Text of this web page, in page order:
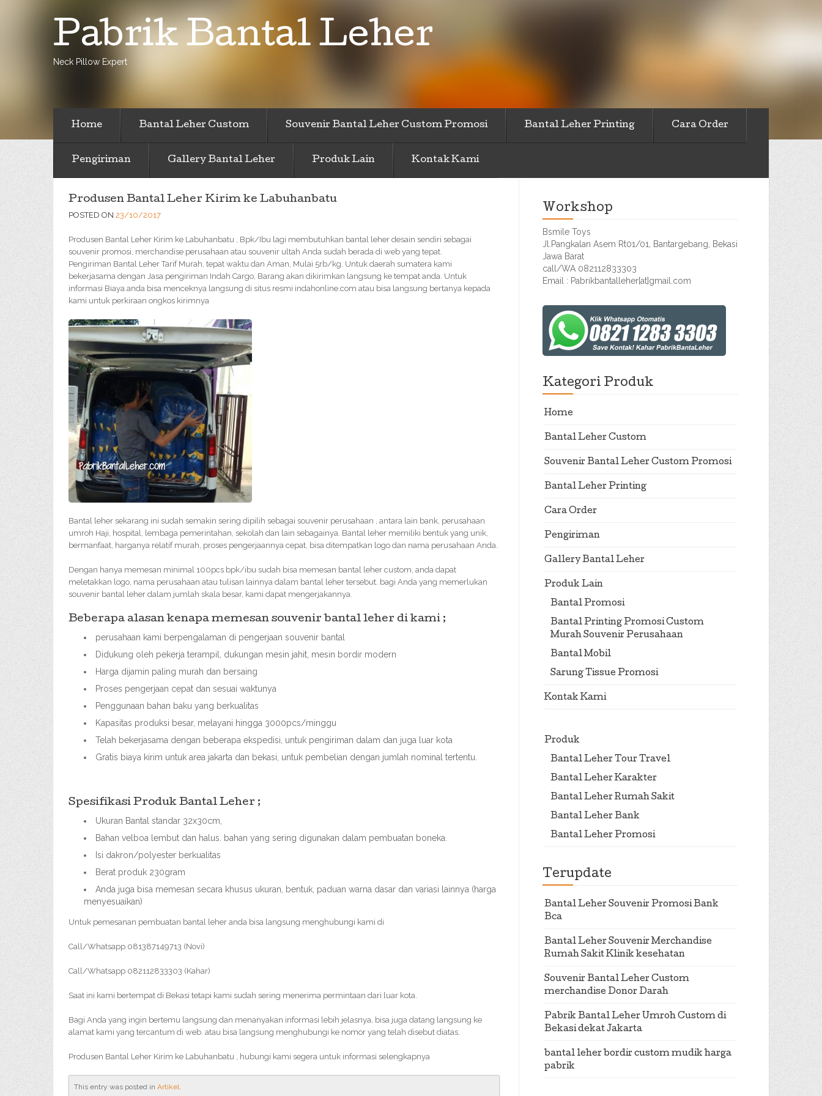
Pabrik Bantal Leher
Neck Pillow Expert
Home Bantal Leher Custom Souvenir Bantal Leher Custom Promosi Bantal Leher Printing Cara Order
Pengiriman Gallery Bantal Leher Produk Lain Kontak Kami
Produsen Bantal Leher Kirim ke Labuhanbatu
POSTED ON 23/10/2017
Produsen Bantal Leher Kirim ke Labuhanbatu , Bpk/Ibu lagi membutuhkan bantal leher desain sendiri sebagai
souvenir promosi, merchandise perusahaan atau souvenir ultah Anda sudah berada di web yang tepat.
Pengiriman Bantal Leher Tarif Murah, tepat waktu dan Aman, Mulai 5rb/kg. Untuk daerah sumatera kami
bekerjasama dengan Jasa pengiriman Indah Cargo, Barang akan dikirimkan langsung ke tempat anda. Untuk
informasi Biaya anda bisa menceknya langsung di situs resmi indahonline.com atau bisa langsung bertanya kepada
kami untuk perkiraan ongkos kirimnya
Bantal leher sekarang ini sudah semakin sering dipilih sebagai souvenir perusahaan , antara lain bank, perusahaan
umroh Haji, hospital, lembaga pemerintahan, sekolah dan lain sebagainya. Bantal leher memiliki bentuk yang unik,
bermanfaat, harganya relatif murah, proses pengerjaannya cepat, bisa ditempatkan logo dan nama perusahaan Anda.
Dengan hanya memesan minimal 100pcs bpk/ibu sudah bisa memesan bantal leher custom, anda dapat
meletakkan logo, nama perusahaan atau tulisan lainnya dalam bantal leher tersebut. bagi Anda yang memerlukan
souvenir bantal leher dalam jumlah skala besar, kami dapat mengerjakannya.
Beberapa alasan kenapa memesan souvenir bantal leher di kami ;
perusahaan kami berpengalaman di pengerjaan souvenir bantal
Didukung oleh pekerja terampil, dukungan mesin jahit, mesin bordir modern
Harga dijamin paling murah dan bersaing
Proses pengerjaan cepat dan sesuai waktunya
Penggunaan bahan baku yang berkualitas
Kapasitas produksi besar, melayani hingga 3000pcs/minggu
Telah bekerjasama dengan beberapa ekspedisi, untuk pengiriman dalam dan juga luar kota
Gratis biaya kirim untuk area jakarta dan bekasi, untuk pembelian dengan jumlah nominal tertentu.
Spesifikasi Produk Bantal Leher ;
Ukuran Bantal standar 32x30cm,
Bahan velboa lembut dan halus. bahan yang sering digunakan dalam pembuatan boneka.
Isi dakron/polyester berkualitas
Berat produk 230gram
Anda juga bisa memesan secara khusus ukuran, bentuk, paduan warna dasar dan variasi lainnya (harga
menyesuaikan)
Untuk pemesanan pembuatan bantal leher anda bisa langsung menghubungi kami di
Call/Whatsapp 081387149713 (Novi)
Call/Whatsapp 082112833303 (Kahar)
Saat ini kami bertempat di Bekasi tetapi kami sudah sering menerima permintaan dari luar kota.
Bagi Anda yang ingin bertemu langsung dan menanyakan informasi lebih jelasnya, bisa juga datang langsung ke
alamat kami yang tercantum di web. atau bisa langsung menghubungi ke nomor yang telah disebut diatas.
Produsen Bantal Leher Kirim ke Labuhanbatu , hubungi kami segera untuk informasi selengkapnya
This entry was posted in Artikel.
Workshop
Bsmile Toys
Jl.Pangkalan Asem Rt01/01, Bantargebang, Bekasi
Jawa Barat
call/WA 082112833303
Email : Pabrikbantalleher[at]gmail.com
Kategori Produk
Home
Bantal Leher Custom
Souvenir Bantal Leher Custom Promosi
Bantal Leher Printing
Cara Order
Pengiriman
Gallery Bantal Leher
Produk Lain
Bantal Promosi
Bantal Printing Promosi Custom
Murah Souvenir Perusahaan
Bantal Mobil
Sarung Tissue Promosi
Kontak Kami
Produk
Bantal Leher Tour Travel
Bantal Leher Karakter
Bantal Leher Rumah Sakit
Bantal Leher Bank
Bantal Leher Promosi
Terupdate
Bantal Leher Souvenir Promosi Bank
Bca
Bantal Leher Souvenir Merchandise
Rumah Sakit Klinik kesehatan
Souvenir Bantal Leher Custom
merchandise Donor Darah
Pabrik Bantal Leher Umroh Custom di
Bekasi dekat Jakarta
bantal leher bordir custom mudik harga
pabrik